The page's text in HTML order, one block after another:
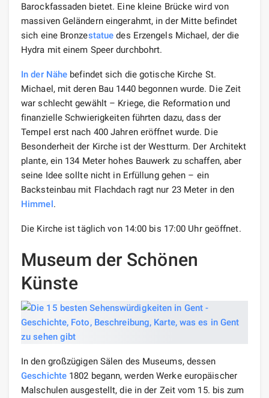
Barockfassaden bietet. Eine kleine Brücke wird von
massiven Geländern eingerahmt, in der Mitte befindet
sich eine Bronzestatue des Erzengels Michael, der die
Hydra mit einem Speer durchbohrt.
In der Nähe befindet sich die gotische Kirche St.
Michael, mit deren Bau 1440 begonnen wurde. Die Zeit
war schlecht gewählt – Kriege, die Reformation und
finanzielle Schwierigkeiten führten dazu, dass der
Tempel erst nach 400 Jahren eröffnet wurde. Die
Besonderheit der Kirche ist der Westturm. Der Architekt
plante, ein 134 Meter hohes Bauwerk zu schaffen, aber
seine Idee sollte nicht in Erfüllung gehen – ein
Backsteinbau mit Flachdach ragt nur 23 Meter in den
Himmel.
Die Kirche ist täglich von 14:00 bis 17:00 Uhr geöffnet.
Museum der Schönen
Künste
In den großzügigen Sälen des Museums, dessen
Geschichte 1802 begann, werden Werke europäischer
Malschulen ausgestellt, die in der Zeit vom 15. bis zum